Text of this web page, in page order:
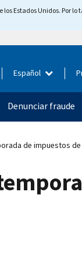
Estados Unidos. Por
Español
Denunciar fraude
de impuestos de